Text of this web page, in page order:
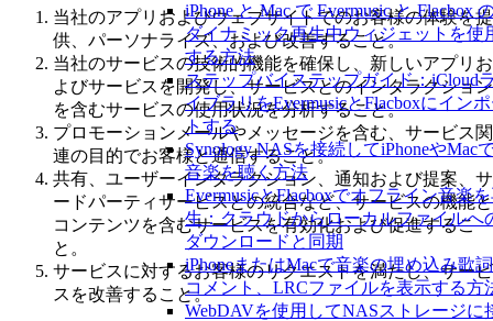
iPhone と Mac で Evermusic と Flacbox
ダイナミック再生中ウィジェットを使
する方法
ステップバイステップガイド：iCloud
イブラリをEvermusicとFlacboxにイン
トする
Synology NASを接続してiPhoneやMac
音楽を聴く方法
EvermusicとFlacboxでオフライン音楽
生：クラウドからローカルファイルへ
ダウンロードと同期
iPhoneまたはMacで音楽の埋め込み歌
コメント、LRCファイルを表示する方
WebDAVを使用してNASストレージに
当社のアプリおよびウェブサイトでのお客様の体験を提
供、パーソナライズ、および改善すること。
当社のサービスの技術的機能を確保し、新しいアプリお
よびサービスを開発し、サービスとのインタラクション
を含むサービスの使用状況を分析すること。
プロモーションメールやメッセージを含む、サービス関
連の目的でお客様と通信すること。
共有、ユーザーインタラクション、通知および提案、サ
ードパーティサービスとの統合など、サービスの機能と
コンテンツを含むサービスを有効化および促進するこ
と。
サービスに対するお客様のリクエストを満たし、サービ
スを改善すること。